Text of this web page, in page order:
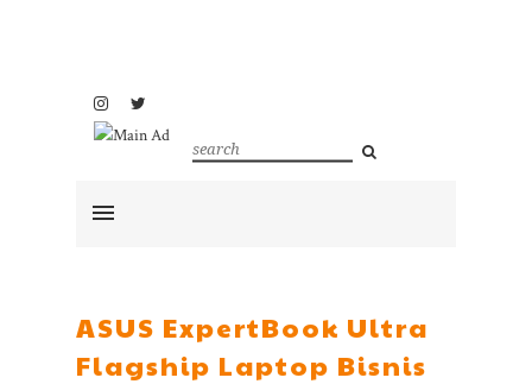
ASUS ExpertBook Ultra
Flagship Laptop Bisnis